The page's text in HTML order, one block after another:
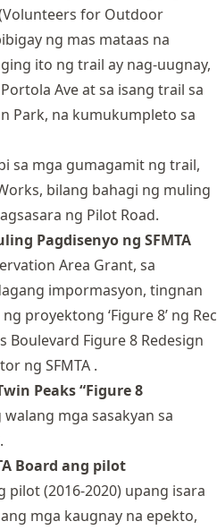
for Outdoor
ng mas mataas na
ito ng trail ay nag-uugnay,
Ave at sa isang trail sa
Park, na kumukumpleto sa
sa mga gumagamit ng trail,
bilang bahagi ng muling
ng Pilot Road.
Pagdisenyo ng SFMTA
Area Grant, sa
impormasyon, tingnan
proyektong ‘Figure 8’ ng Rec
Boulevard Figure 8 Redesign
ng SFMTA .
Peaks “Figure 8
mga sasakyan sa
Board ang pilot
pilot (2016-2020) upang isara
mga kaugnay na epekto,